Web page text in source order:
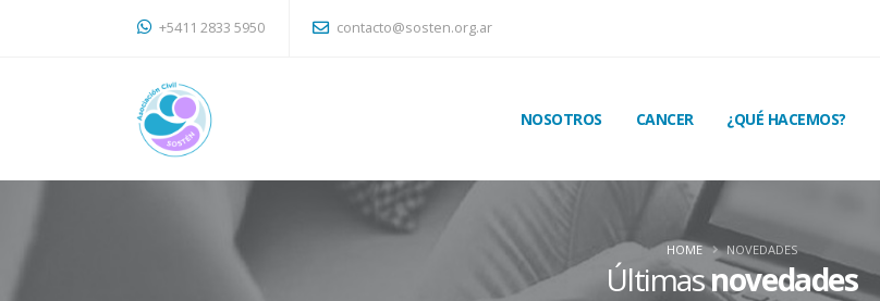
+5411 2833 5950 contacto@sosten.org.ar
NOSOTROS CANCER ¿QUÉ HACEMOS?
Últimasnovedades
HOME NOVEDADES